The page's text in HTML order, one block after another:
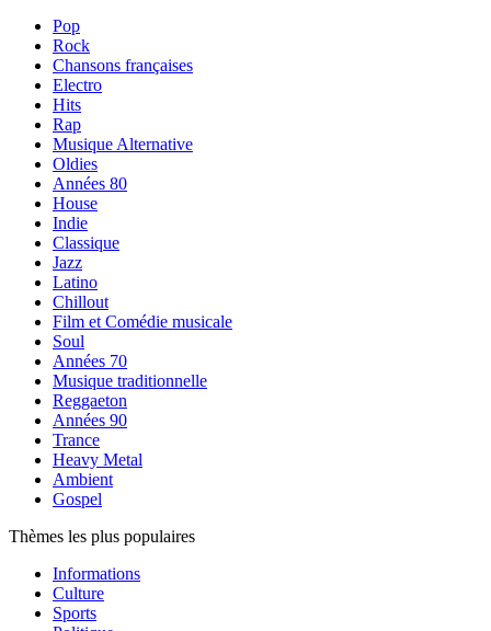
Pop
Rock
Chansons françaises
Electro
Hits
Rap
Musique Alternative
Oldies
Années 80
House
Indie
Classique
Jazz
Latino
Chillout
Film et Comédie musicale
Soul
Années 70
Musique traditionnelle
Reggaeton
Années 90
Trance
Heavy Metal
Ambient
Gospel
Thèmes les plus populaires
Informations
Culture
Sports